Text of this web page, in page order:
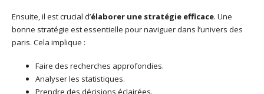
Ensuite, il est crucial d’élaborer une stratégie efficace. Une
bonne stratégie est essentielle pour naviguer dans l’univers des
paris. Cela implique :
Faire des recherches approfondies.
Analyser les statistiques.
Prendre des décisions éclairées.